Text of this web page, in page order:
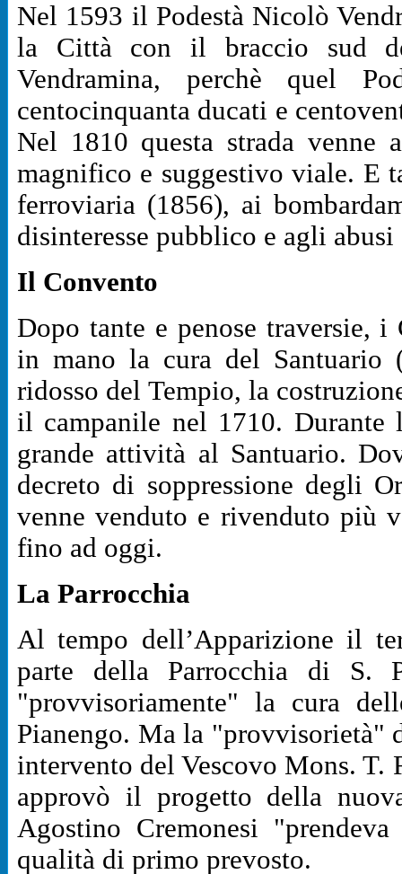
Nel 1593 il Podestà Nicolò
la Città con il braccio sud
Vendramina, perchè quel
centocinquanta ducati e
Nel 1810 questa strada venne
magnifico e suggestivo viale. E
ferroviaria (1856), ai
disinteresse pubblico e agli
Il Convento
Dopo tante e penose traversie,
in mano la cura del Santuario
ridosso del Tempio, la
il campanile nel 1710. Durante
grande attività al Santuario.
decreto di soppressione degli
venne venduto e rivenduto più
fino ad oggi.
La Parrocchia
Al tempo dell’Apparizione il
parte della Parrocchia di S.
"provvisoriamente" la cura
Pianengo. Ma la "provvisorietà"
intervento del Vescovo Mons. T.
approvò il progetto della
Agostino Cremonesi
qualità di primo prevosto.